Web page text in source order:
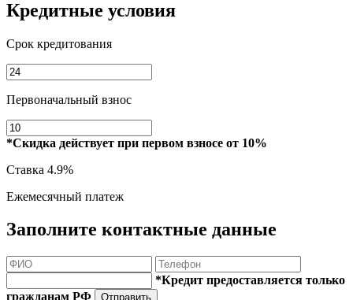
Кредитные условия
Срок кредитования
Первоначальный взнос
*Скидка действует при первом взносе от 10%
Ставка 4.9%
Ежемесячный платеж
Заполните контактные данные
*Кредит предоставляется только
гражданам РФ
Отправить